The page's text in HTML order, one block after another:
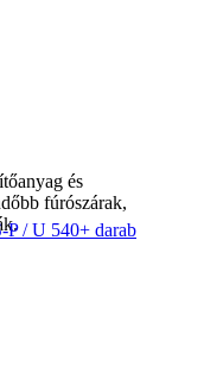
és
fúrószárak,